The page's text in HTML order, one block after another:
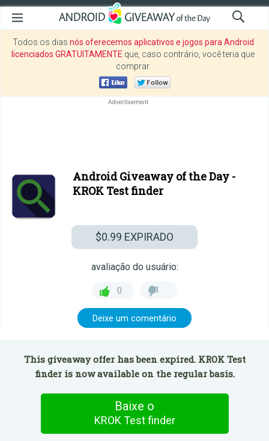
Todos os dias nós oferecemos aplicativos e jogos para Android
licenciados GRATUITAMENTE que, caso contrário, você teria que
comprar.
Android Giveaway of the Day -
KROK Test finder
$0.99 EXPIRADO
avaliação do usuário:
0
Deixe um comentário
This giveaway offer has been expired. KROK Test
finder is now available on the regular basis.
Baixe o
KROK Test finder